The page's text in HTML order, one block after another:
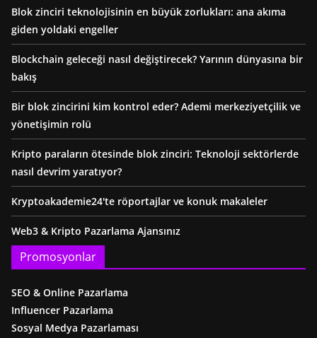
Blok zinciri teknolojisinin en büyük zorlukları: ana akıma
giden yoldaki engeller
Blockchain geleceği nasıl değiştirecek? Yarının dünyasına bir
bakış
Bir blok zincirini kim kontrol eder? Ademi merkeziyetçilik ve
yönetişimin rolü
Kripto paraların ötesinde blok zinciri: Teknoloji sektörlerde
nasıl devrim yaratıyor?
Kryptoakademie24'te röportajlar ve konuk makaleler
Web3 & Kripto Pazarlama Ajansınız
Promosyonlar
SEO & Online Pazarlama
Influencer Pazarlama
Sosyal Medya Pazarlaması